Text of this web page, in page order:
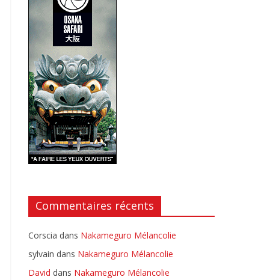
Commentaires récents
Corscia dans Nakameguro Mélancolie
sylvain dans Nakameguro Mélancolie
David dans Nakameguro Mélancolie